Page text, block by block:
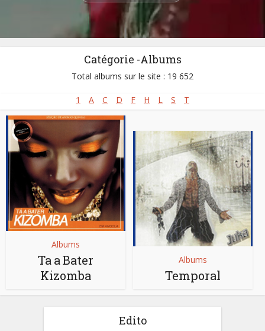
Catégorie -Albums
Total albums sur le site : 19 652
1 A C D F H L S T
Albums
Ta a Bater
Kizomba
Albums
Temporal
Edito